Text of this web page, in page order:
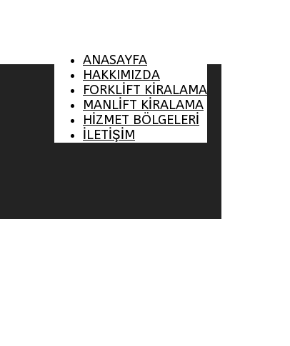
ANASAYFA
HAKKIMIZDA
FORKLİFT KİRALAMA
MANLİFT KİRALAMA
HİZMET BÖLGELERİ
İLETİŞİM